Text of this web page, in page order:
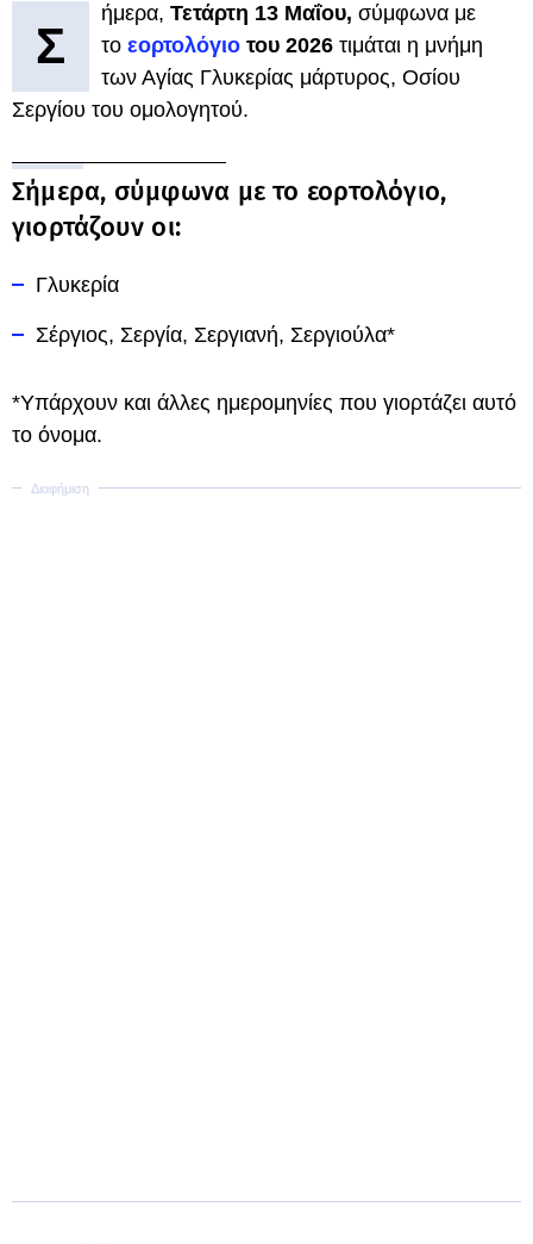
Σ
ήμερα, Τετάρτη 13 Μαΐου, σύμφωνα με
το εορτολόγιο του 2026 τιμάται η μνήμη
των Αγίας Γλυκερίας μάρτυρος, Οσίου
Σεργίου του ομολογητού.
Σήμερα, σύμφωνα με το εορτολόγιο,
γιορτάζουν οι:
Γλυκερία
Σέργιος, Σεργία, Σεργιανή, Σεργιούλα*
*Υπάρχουν και άλλες ημερομηνίες που γιορτάζει αυτό
το όνομα.